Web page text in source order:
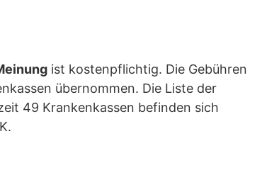
ist kostenpflichtig. Die Gebühren
übernommen. Die Liste der
49 Krankenkassen befinden sich